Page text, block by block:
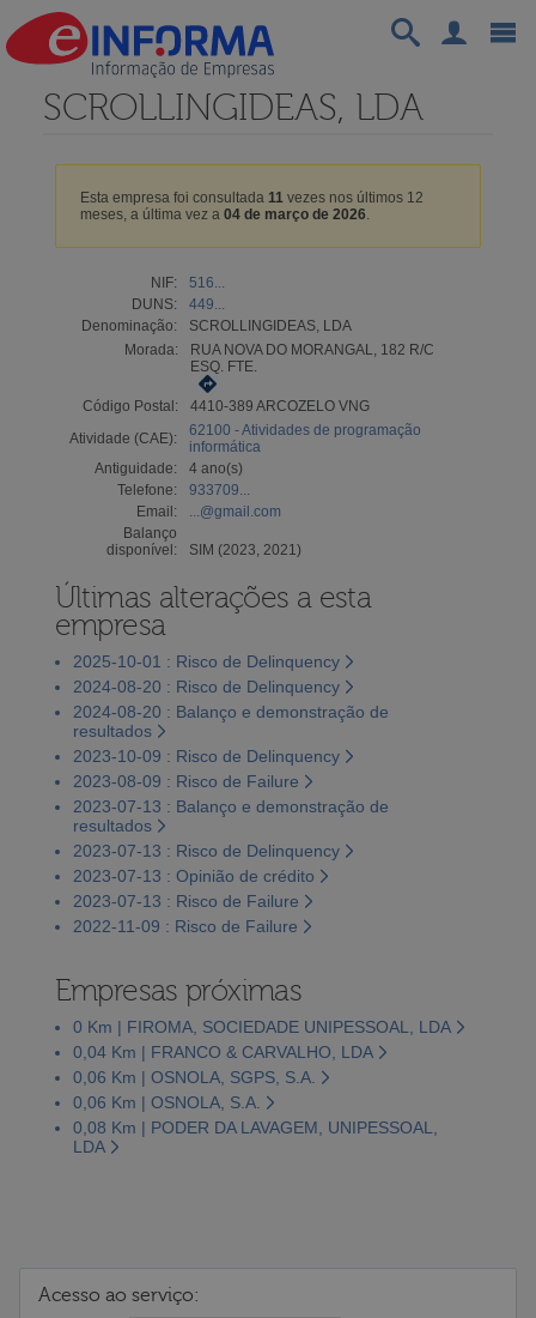
SCROLLINGIDEAS, LDA
Esta empresa foi consultada 11vezes nos últimos 12
meses, a última vez a 04 de março de 2026.
NIF:
516...
DUNS:
449...
Denominação:
SCROLLINGIDEAS, LDA
Morada:
RUA NOVA DO MORANGAL, 182 R/C
ESQ. FTE.
Código Postal:
4410-389 ARCOZELO VNG
Atividade (CAE):
62100 - Atividades de programação
informática
Antiguidade:
4 ano(s)
Telefone:
933709...
Email:
...@gmail.com
Balanço
disponível:
SIM (2023, 2021)
Últimas alterações a esta
empresa
2025-10-01 : Risco de Delinquency
2024-08-20 : Risco de Delinquency
2024-08-20 : Balanço e demonstração de
resultados
2023-10-09 : Risco de Delinquency
2023-08-09 : Risco de Failure
2023-07-13 : Balanço e demonstração de
resultados
2023-07-13 : Risco de Delinquency
2023-07-13 : Opinião de crédito
2023-07-13 : Risco de Failure
2022-11-09 : Risco de Failure
Empresas próximas
0 Km | FIROMA, SOCIEDADE UNIPESSOAL, LDA
0,04 Km | FRANCO & CARVALHO, LDA
0,06 Km | OSNOLA, SGPS, S.A.
0,06 Km | OSNOLA, S.A.
0,08 Km | PODER DA LAVAGEM, UNIPESSOAL,
LDA
Acesso ao serviço: